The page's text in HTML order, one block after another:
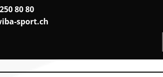
80 80
sport.ch